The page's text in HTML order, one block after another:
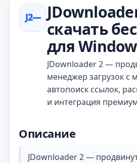
J2—
скачать
для
JDownloader 2 —
менеджер загрузок с
автопоиск ссылок,
и интеграция
Описание
JDownloader 2 —